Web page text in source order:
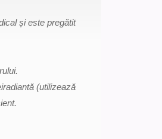
și este pregătit
(utilizează